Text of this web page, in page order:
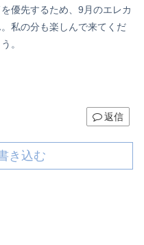
優先するため、9月のエレカ
私の分も楽しんで来てくだ
。
返信
き込む